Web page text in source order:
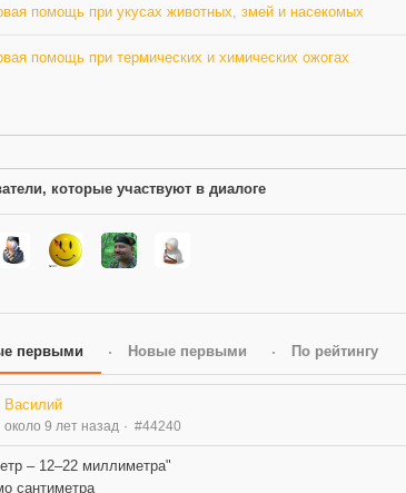
помощь при укусах животных, змей и насекомых
помощь при термических и химических ожогах
которые участвуют в диалоге
первыми Новые первыми По рейтингу
Василий
около 9 лет назад #44240
– 12–22 миллиметра"
сантиметра